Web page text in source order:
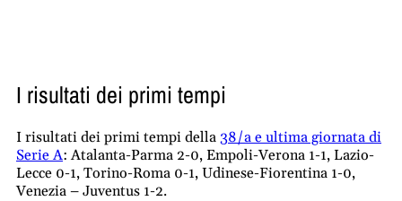
I risultati dei primi tempi
I risultati dei primi tempi della 38/a e ultima giornata di
Serie A: Atalanta-Parma 2-0, Empoli-Verona 1-1, Lazio-
Lecce 0-1, Torino-Roma 0-1, Udinese-Fiorentina 1-0,
Venezia – Juventus 1-2.